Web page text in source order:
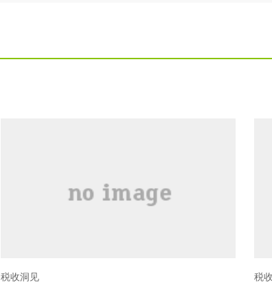
税收洞见 税